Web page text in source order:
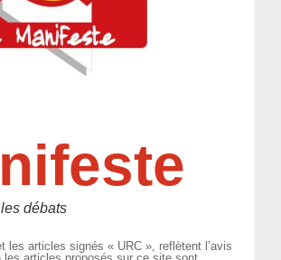
débats
les articles signés « URC », reflètent l’avis